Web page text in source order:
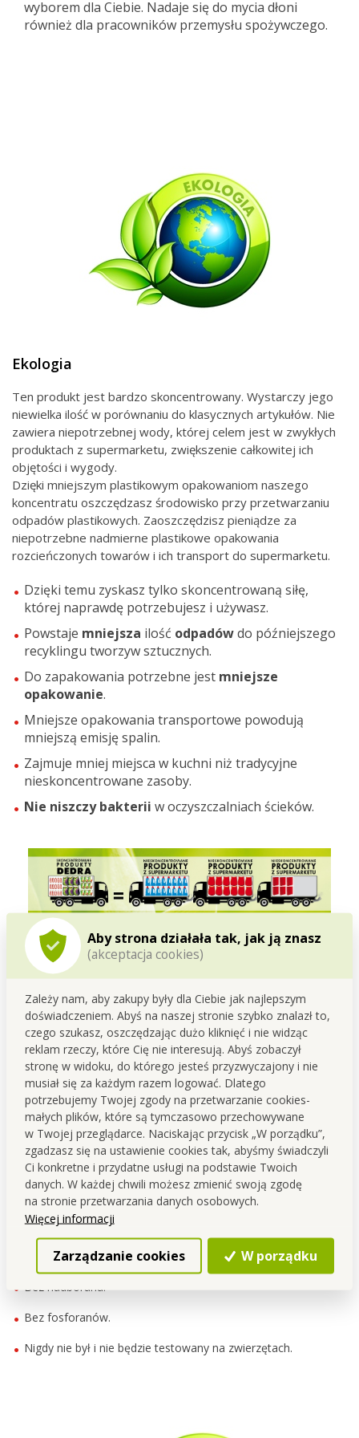
Aby strona działała tak, jak ją znasz
(akceptacja cookies)
Zależy nam, aby zakupy były dla Ciebie jak najlepszym
doświadczeniem. Abyś na naszej stronie szybko znalazł to,
czego szukasz, oszczędzając dużo kliknięć i nie widząc
reklam rzeczy, które Cię nie interesują. Abyś zobaczył
stronę w widoku, do którego jesteś przyzwyczajony i nie
musiał się za każdym razem logować. Dlatego
potrzebujemy Twojej zgody na przetwarzanie cookies-
małych plików, które są tymczasowo przechowywane
w Twojej przeglądarce. Naciskając przycisk „W porządku”,
zgadzasz się na ustawienie cookies tak, abyśmy świadczyli
Ci konkretne i przydatne usługi na podstawie Twoich
danych. W każdej chwili możesz zmienić swoją zgodę
na stronie przetwarzania danych osobowych.
Więcej informacji
Zarządzanie cookies W porządku
wyborem dla Ciebie. Nadaje się do mycia dłoni
również dla pracowników przemysłu spożywczego.
Ekologia
Ten produkt jest bardzo skoncentrowany. Wystarczy jego
niewielka ilość w porównaniu do klasycznych artykułów. Nie
zawiera niepotrzebnej wody, której celem jest w zwykłych
produktach z supermarketu, zwiększenie całkowitej ich
objętości i wygody.
Dzięki mniejszym plastikowym opakowaniom naszego
koncentratu oszczędzasz środowisko przy przetwarzaniu
odpadów plastikowych. Zaoszczędzisz pieniądze za
niepotrzebne nadmierne plastikowe opakowania
rozcieńczonych towarów i ich transport do supermarketu.
Dzięki temu zyskasz tylko skoncentrowaną siłę,
której naprawdę potrzebujesz i używasz.
Powstaje mniejsza ilość odpadówdo późniejszego
recyklingu tworzyw sztucznych.
Do zapakowania potrzebne jest mniejsze
opakowanie.
Mniejsze opakowania transportowe powodują
mniejszą emisję spalin.
Zajmuje mniej miejsca w kuchni niż tradycyjne
nieskoncentrowane zasoby.
Nie niszczy bakterii w oczyszczalniach ścieków.
Zielony produkt
Ten produkt jest:
Bez chloru.
Bez nadboranu.
Bez fosforanów.
Nigdy nie był i nie będzie testowany na zwierzętach.